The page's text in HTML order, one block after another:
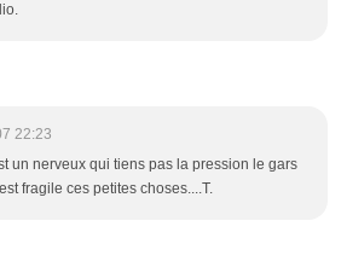
22:23
un nerveux qui tiens pas la pression le gars
fragile ces petites choses....T.